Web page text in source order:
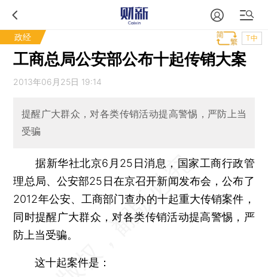
政经 T中
工商总局公安部公布十起传销大案
2013年06月25日 19:14
提醒广大群众，对各类传销活动提高警惕，严防上当
受骗
据新华社北京6月25日消息，国家工商行政管
理总局、公安部25日在京召开新闻发布会，公布了
2012年公安、工商部门查办的十起重大传销案件，
同时提醒广大群众，对各类传销活动提高警惕，严
防上当受骗。
这十起案件是：